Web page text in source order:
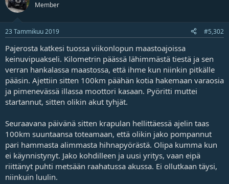
Member
23 Tammikuu 2019 #5,302
Pajerosta katkesi tuossa viikonlopun maastoajoissa
keinuvipuakseli. Kilometrin päässä lähimmästä tiestä ja sen
verran hankalassa maastossa, että ihme kun niinkin pitkälle
pääsin. Ajettiin sitten 100km päähän kotia hakemaan varaosia
ja pimenevässä illassa moottori kasaan. Pyöritti muttei
startannut, sitten olikin akut tyhjät.
Seuraavana päivänä sitten krapulan hellittäessä ajelin taas
100km suuntaansa toteamaan, että olikin jako pompannut
pari hammasta alimmasta hihnapyörästä. Olipa kumma kun
ei käynnistynyt. Jako kohdilleen ja uusi yritys, vaan eipä
riittänyt puhti metsään raahatussa akussa. Ei ollutkaan täysi,
niinkuin luulin.